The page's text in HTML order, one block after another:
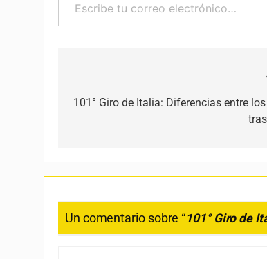
101° Giro de Italia: Diferencias entre
Un comentario sobre “101° Giro de